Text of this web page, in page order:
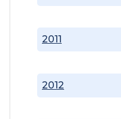
2011
2012